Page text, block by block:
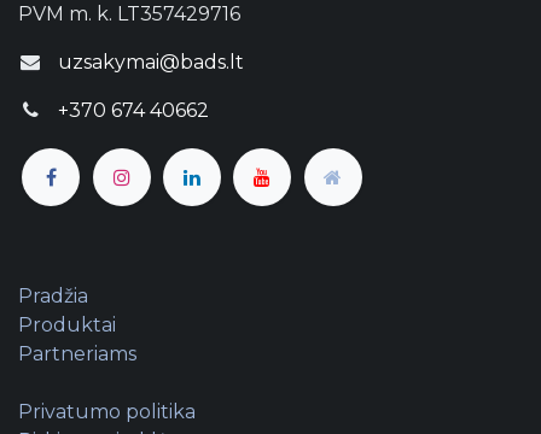
PVM m. k. LT357429716
uzsakymai@bads.lt
+370 674 40662
Pradžia
Produktai
Partneriams
Privatumo politika